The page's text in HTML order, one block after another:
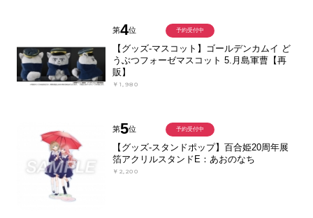
第4位
【グッズ-マスコット】ゴールデンカムイ ど
うぶつフォーゼマスコット 5.月島軍曹【再
販】
￥1,980
予約受付中
第5位
【グッズ-スタンドポップ】百合姫20周年展
箔アクリルスタンドE：あおのなち
￥2,200
予約受付中